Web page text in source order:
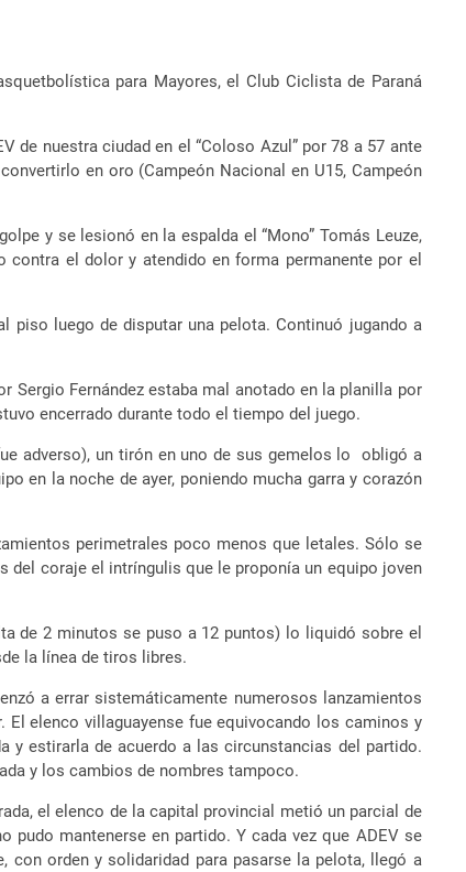
para Mayores, el Club Ciclista de Paraná
nuestra ciudad en el “Coloso Azul” por 78 a 57 ante
en oro (Campeón Nacional en U15, Campeón
y se lesionó en la espalda el “Mono” Tomás Leuze,
contra el dolor y atendido en forma permanente por el
piso luego de disputar una pelota. Continuó jugando a
Sergio Fernández estaba mal anotado en la planilla por
encerrado durante todo el tiempo del juego.
adverso), un tirón en uno de sus gemelos lo obligó a
en la noche de ayer, poniendo mucha garra y corazón
perimetrales poco menos que letales. Sólo se
del coraje el intríngulis que le proponía un equipo joven
de 2 minutos se puso a 12 puntos) lo liquidó sobre el
la línea de tiros libres.
a errar sistemáticamente numerosos lanzamientos
elenco villaguayense fue equivocando los caminos y
y estirarla de acuerdo a las circunstancias del partido.
y los cambios de nombres tampoco.
el elenco de la capital provincial metió un parcial de
mantenerse en partido. Y cada vez que ADEV se
con orden y solidaridad para pasarse la pelota, llegó a